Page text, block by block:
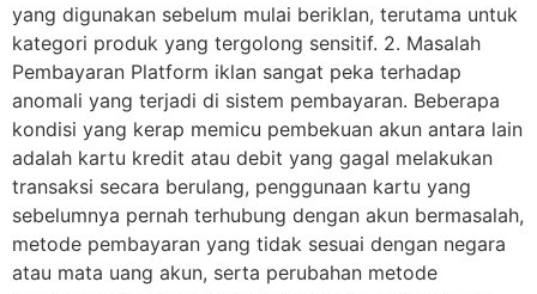
yang digunakan sebelum mulai beriklan, terutama untuk
kategori produk yang tergolong sensitif. 2. Masalah
Pembayaran Platform iklan sangat peka terhadap
anomali yang terjadi di sistem pembayaran. Beberapa
kondisi yang kerap memicu pembekuan akun antara lain
adalah kartu kredit atau debit yang gagal melakukan
transaksi secara berulang, penggunaan kartu yang
sebelumnya pernah terhubung dengan akun bermasalah,
metode pembayaran yang tidak sesuai dengan negara
atau mata uang akun, serta perubahan metode